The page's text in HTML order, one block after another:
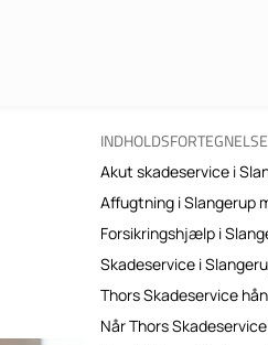
INDHOLDSFORTEGNELSE